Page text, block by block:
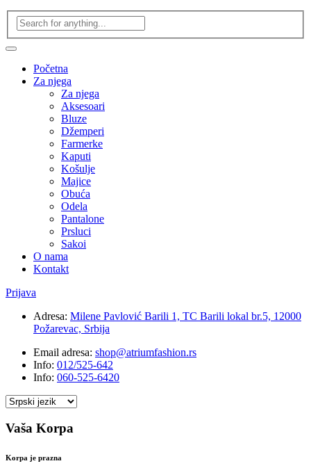
Početna
Za njega
Za njega
Aksesoari
Bluze
Džemperi
Farmerke
Kaputi
Košulje
Majice
Obuća
Odela
Pantalone
Prsluci
Sakoi
O nama
Kontakt
Prijava
Adresa: Milene Pavlović Barili 1, TC Barili lokal br.5, 12000
Požarevac, Srbija
Email adresa: shop@atriumfashion.rs
Info: 012/525-642
Info: 060-525-6420
Vaša Korpa
Korpa je prazna